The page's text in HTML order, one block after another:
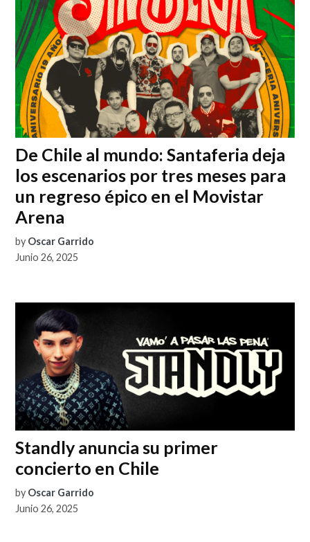
De Chile al mundo: Santaferia deja
los escenarios por tres meses para
un regreso épico en el Movistar
Arena
by Oscar Garrido
Junio 26, 2025
Standly anuncia su primer
concierto en Chile
by Oscar Garrido
Junio 26, 2025